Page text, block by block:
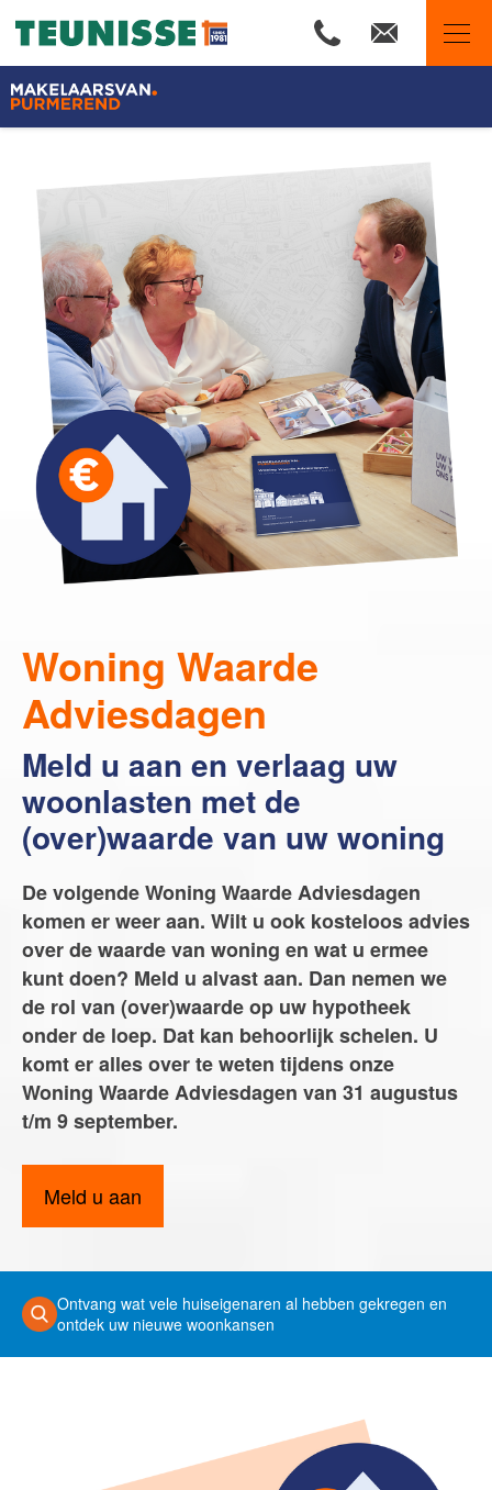
Woningzoekers
Wij zijn Team Teunisse
Onze expertises
Huis verkopen
Huis kopen
Onze financiële diensten
De waarde van uw woning
Onze diensten
Contact
Gratis Informatieavond Starters
Het biedingsproces uitgelegd
Lees de blog vanTeam Teunisse
Maak een afspraak
Makelaars van Purmerend
contact@teunisse.nl
0299-420958
Woning Waarde
Adviesdagen
Meld u aan en verlaag uw
woonlasten met de
(over)waarde van uw woning
De volgende Woning Waarde Adviesdagen
komen er weer aan. Wilt u ook kosteloos advies
over de waarde van woning en wat u ermee
kunt doen? Meld u alvast aan. Dan nemen we
de rol van (over)waarde op uw hypotheek
onder de loep. Dat kan behoorlijk schelen. U
komt er alles over te weten tijdens onze
Woning Waarde Adviesdagen van 31 augustus
t/m 9 september.
Meld u aan
Ontvang wat vele huiseigenaren al hebben gekregen en
ontdek uw nieuwe woonkansen